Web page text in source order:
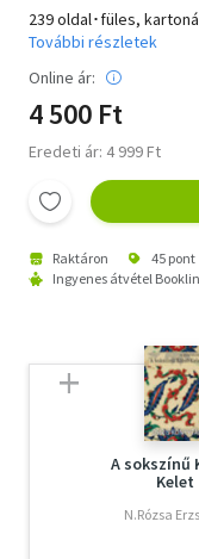
239 oldal･füles,
További részletek
Online ár:
4 500 Ft
Eredeti ár: 4 999 Ft
Raktáron 45 pont
Ingyenes átvétel
A sokszínű
Kelet
N.Rózsa